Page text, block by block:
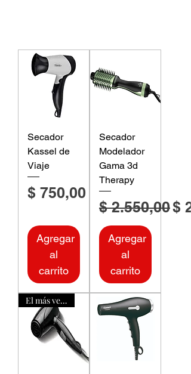
Secador
Kassel de
Viaje
Precio
$ 750,00
Agregar
al
carrito
Secador
Modelador
Gama 3d
Therapy
Precio
$ 2.550,00$
Agregar
al
carrito
El más vendido!